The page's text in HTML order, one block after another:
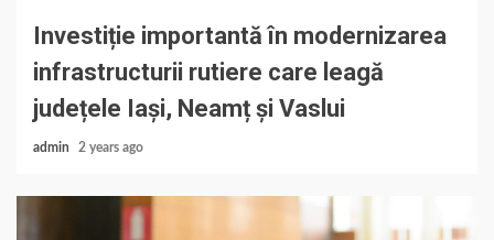
Investiție importantă în modernizarea
infrastructurii rutiere care leagă
județele Iași, Neamț și Vaslui
admin 2 years ago